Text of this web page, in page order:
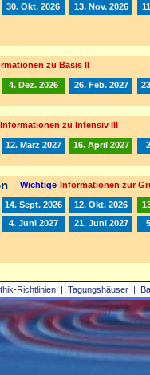
Richtlinien | Tagungshäuser |
30. Okt. 2026 13. Nov. 2026
zu Basis II
4. Dez. 2026 26. Feb. 2027
Informationen zu Intensiv III
12. März 2027 16. April 2027
Wichtige Informationen zur
14. Sept. 2026 12. Okt. 2026
4. Juni 2027 21. Juni 2027